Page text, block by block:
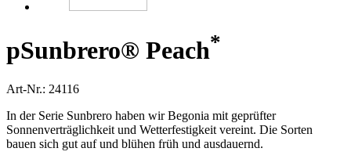
pSunbrero® Peach*
Art-Nr.: 24116
In der Serie Sunbrero haben wir Begonia mit geprüfter
Sonnenverträglichkeit und Wetterfestigkeit vereint. Die Sorten
bauen sich gut auf und blühen früh und ausdauernd.